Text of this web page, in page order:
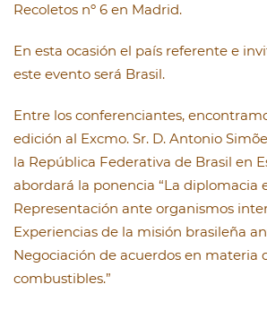
Recoletos nº 6 en Madrid.
En esta ocasión el país referente e
este evento será Brasil.
Entre los conferenciantes,
edición al Excmo. Sr. D. Antonio
la República Federativa de Brasil en
abordará la ponencia “La diplomacia
Representación ante organismos
Experiencias de la misión brasileña
Negociación de acuerdos en materia
combustibles.”